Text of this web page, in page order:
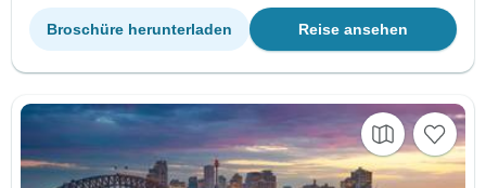
Reise ansehen
Broschüre herunterladen